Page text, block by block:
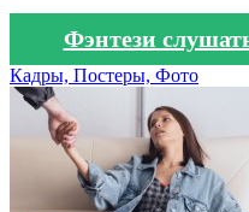
Фэнтези
Кадры, Постеры, Фото